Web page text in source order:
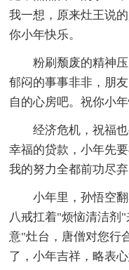
我一想，原来灶王说
你小年快乐。
粉刷颓废的精神
郁闷的事事非非，朋
自的心房吧。祝你小年
经济危机，祝福
幸福的贷款，小年先
我的努力全都前功尽弃
小年里，孙悟空
八戒扛着"烦恼清洁剂
意"灶台，唐僧对您行
了，小年吉祥，略表